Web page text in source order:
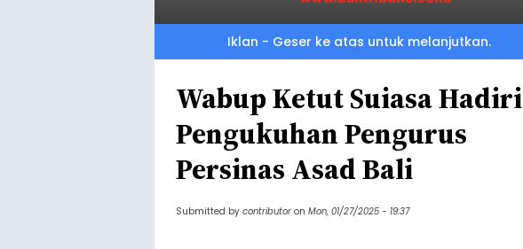
Iklan - Geser ke atas untuk melanjutkan.
Wabup Ketut Suiasa Hadiri
Pengukuhan Pengurus
Persinas Asad Bali
Submitted by contributor on Mon, 01/27/2025 - 19:37